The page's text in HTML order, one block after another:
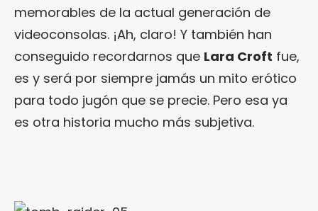
memorables de la actual generación de
videoconsolas. ¡Ah, claro! Y también han
conseguido recordarnos que Lara Croft fue,
es y será por siempre jamás un mito erótico
para todo jugón que se precie. Pero esa ya
es otra historia mucho más subjetiva.